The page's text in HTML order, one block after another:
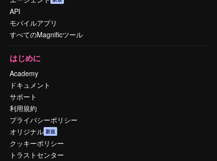
API
モバイルアプリ
すべてのMagnificツール
はじめに
Academy
ドキュメント
サポート
利用規約
プライバシーポリシー
オリジナル 新規
クッキーポリシー
トラストセンター